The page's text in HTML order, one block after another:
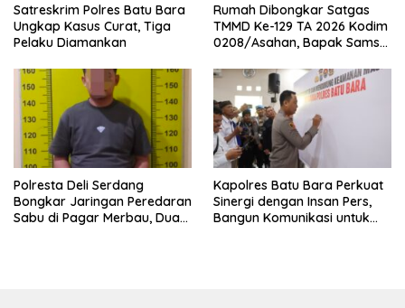
Satreskrim Polres Batu Bara
Ungkap Kasus Curat, Tiga
Pelaku Diamankan
Rumah Dibongkar Satgas
TMMD Ke-129 TA 2026 Kodim
0208/Asahan, Bapak Samsul
Miliki Rumah Layak Huni
Segera Terwujud
Polresta Deli Serdang
Bongkar Jaringan Peredaran
Sabu di Pagar Merbau, Dua
Kapolres Batu Bara Perkuat
Sinergi dengan Insan Pers,
Bangun Komunikasi untuk